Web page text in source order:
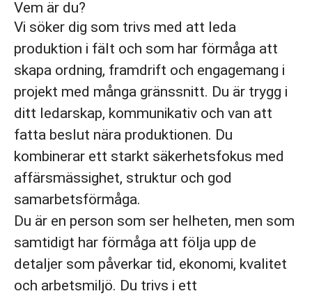
Vem är du?
Vi söker dig som trivs med att leda
produktion i fält och som har förmåga att
skapa ordning, framdrift och engagemang i
projekt med många gränssnitt. Du är trygg i
ditt ledarskap, kommunikativ och van att
fatta beslut nära produktionen. Du
kombinerar ett starkt säkerhetsfokus med
affärsmässighet, struktur och god
samarbetsförmåga.
Du är en person som ser helheten, men som
samtidigt har förmåga att följa upp de
detaljer som påverkar tid, ekonomi, kvalitet
och arbetsmiljö. Du trivs i ett